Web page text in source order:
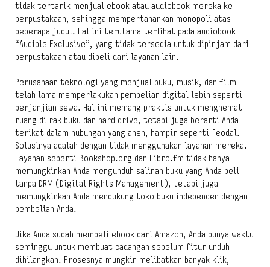
tidak tertarik menjual ebook atau audiobook mereka ke
perpustakaan, sehingga mempertahankan monopoli atas
beberapa judul. Hal ini terutama terlihat pada audiobook
“Audible Exclusive”, yang tidak tersedia untuk dipinjam dari
perpustakaan atau dibeli dari layanan lain.
Perusahaan teknologi yang menjual buku, musik, dan film
telah lama memperlakukan pembelian digital lebih seperti
perjanjian sewa. Hal ini memang praktis untuk menghemat
ruang di rak buku dan hard drive, tetapi juga berarti Anda
terikat dalam hubungan yang aneh, hampir seperti feodal.
Solusinya adalah dengan tidak menggunakan layanan mereka.
Layanan seperti Bookshop.org dan Libro.fm tidak hanya
memungkinkan Anda mengunduh salinan buku yang Anda beli
tanpa DRM (Digital Rights Management), tetapi juga
memungkinkan Anda mendukung toko buku independen dengan
pembelian Anda.
Jika Anda sudah membeli ebook dari Amazon, Anda punya waktu
seminggu untuk membuat cadangan sebelum fitur unduh
dihilangkan. Prosesnya mungkin melibatkan banyak klik,